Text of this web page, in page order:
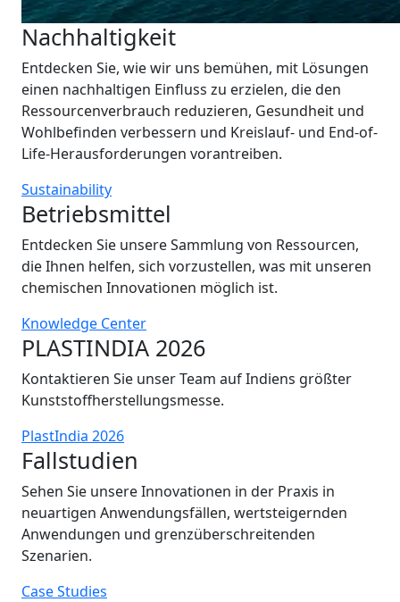
Nachhaltigkeit
Entdecken Sie, wie wir uns bemühen, mit Lösungen
einen nachhaltigen Einfluss zu erzielen, die den
Ressourcenverbrauch reduzieren, Gesundheit und
Wohlbefinden verbessern und Kreislauf- und End-of-
Life-Herausforderungen vorantreiben.
Sustainability
Betriebsmittel
Entdecken Sie unsere Sammlung von Ressourcen,
die Ihnen helfen, sich vorzustellen, was mit unseren
chemischen Innovationen möglich ist.
Knowledge Center
PLASTINDIA 2026
Kontaktieren Sie unser Team auf Indiens größter
Kunststoffherstellungsmesse.
PlastIndia 2026
Fallstudien
Sehen Sie unsere Innovationen in der Praxis in
neuartigen Anwendungsfällen, wertsteigernden
Anwendungen und grenzüberschreitenden
Szenarien.
Case Studies